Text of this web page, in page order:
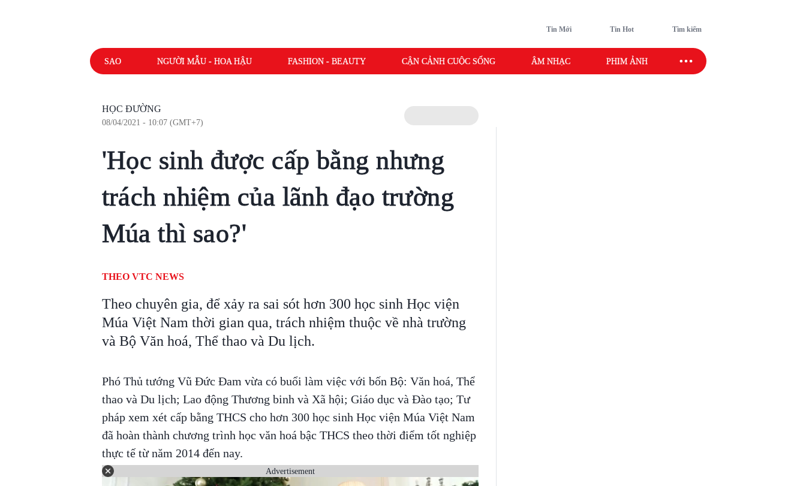
Tin Mới Tin Hot Tìm kiếm
SAO NGƯỜI MẪU - HOA HẬU FASHION - BEAUTY CẬN CẢNH CUỘC SỐNG ÂM NHẠC PHIM ẢNH SAO SPORT
HỌC ĐƯỜNG
08/04/2021 - 10:07 (GMT+7)
'Học sinh được cấp bằng nhưng
trách nhiệm của lãnh đạo trường
Múa thì sao?'
THEO VTC NEWS
Theo chuyên gia, để xảy ra sai sót hơn 300 học sinh Học viện
Múa Việt Nam thời gian qua, trách nhiệm thuộc về nhà trường
và Bộ Văn hoá, Thể thao và Du lịch.
Phó Thủ tướng Vũ Đức Đam vừa có buổi làm việc với bốn Bộ: Văn hoá, Thể
thao và Du lịch; Lao động Thương binh và Xã hội; Giáo dục và Đào tạo; Tư
pháp xem xét cấp bằng THCS cho hơn 300 học sinh Học viện Múa Việt Nam
đã hoàn thành chương trình học văn hoá bậc THCS theo thời điểm tốt nghiệp
thực tế từ năm 2014 đến nay.
Advertisement